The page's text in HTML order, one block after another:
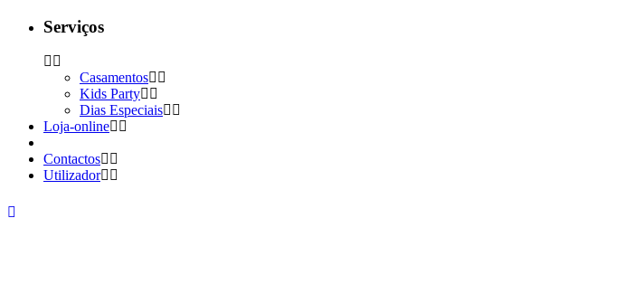
Serviços
Casamentos
Kids Party
Dias Especiais
Loja-online
Contactos
Utilizador